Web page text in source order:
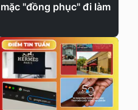
mặc "đồng phục" đi làm